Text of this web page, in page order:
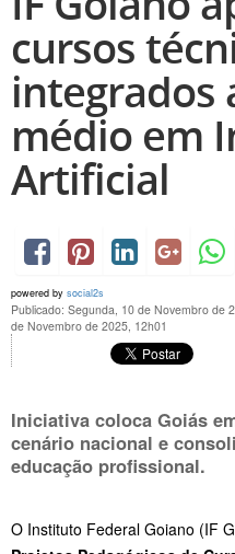
cursos
integrados
médio em
Artificial
powered by social2s
Publicado: Segunda, 10 de Novembro de
de Novembro de 2025, 12h01
Iniciativa coloca Goiás
cenário nacional e
educação profissional.
O Instituto Federal Goiano (IF